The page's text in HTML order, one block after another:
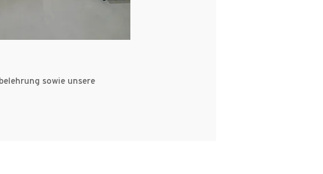
sowie unsere